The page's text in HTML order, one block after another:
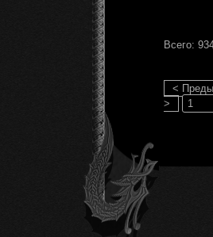
Всего:
<
>